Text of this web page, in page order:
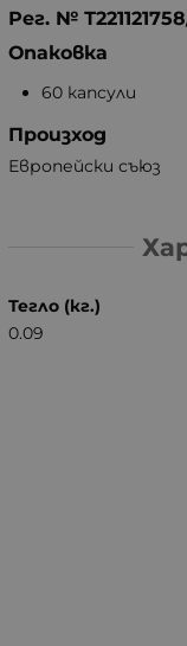
Рег. №
Опаковка
60 капсули
Произход
Европейски съюз
Тегло (кг.)
0.09